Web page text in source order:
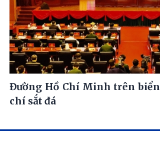
Đường Hồ Chí Minh trên biển –
chí sắt đá